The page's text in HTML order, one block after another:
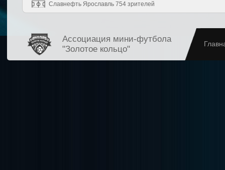
Славнефть Ярославль 754 зрителей
Ассоциация мини-футбола
"Золотое кольцо"